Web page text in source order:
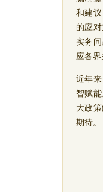
和建
的应
实务
应各界
近年
智赋
大政
期待。